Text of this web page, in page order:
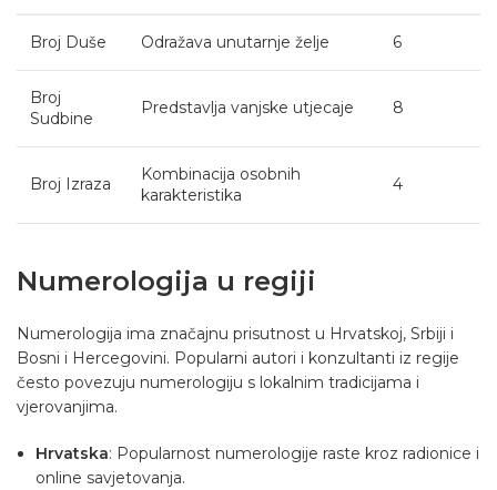
Broj Duše Odražava unutarnje želje 6
Broj
Sudbine
Predstavlja vanjske utjecaje 8
Broj Izraza
Kombinacija osobnih
karakteristika
4
Numerologija u regiji
Numerologija ima značajnu prisutnost u Hrvatskoj, Srbiji i
Bosni i Hercegovini. Popularni autori i konzultanti iz regije
često povezuju numerologiju s lokalnim tradicijama i
vjerovanjima.
Hrvatska: Popularnost numerologije raste kroz radionice i
online savjetovanja.